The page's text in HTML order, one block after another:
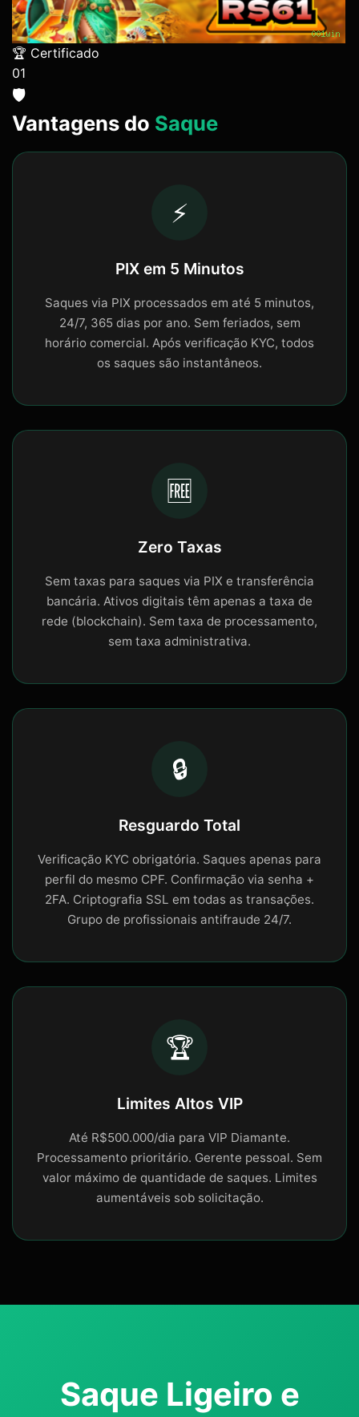
🏆 Certificado
01
🛡️
Vantagens do Saque
⚡
PIX em 5 Minutos
Saques via PIX processados em até 5 minutos,
24/7, 365 dias por ano. Sem feriados, sem
horário comercial. Após verificação KYC, todos
os saques são instantâneos.
🆓
Zero Taxas
Sem taxas para saques via PIX e transferência
bancária. Ativos digitais têm apenas a taxa de
rede (blockchain). Sem taxa de processamento,
sem taxa administrativa.
🔒
Resguardo Total
Verificação KYC obrigatória. Saques apenas para
perfil do mesmo CPF. Confirmação via senha +
2FA. Criptografia SSL em todas as transações.
Grupo de profissionais antifraude 24/7.
🏆
Limites Altos VIP
Até R$500.000/dia para VIP Diamante.
Processamento prioritário. Gerente pessoal. Sem
valor máximo de quantidade de saques. Limites
aumentáveis sob solicitação.
Saque Ligeiro e